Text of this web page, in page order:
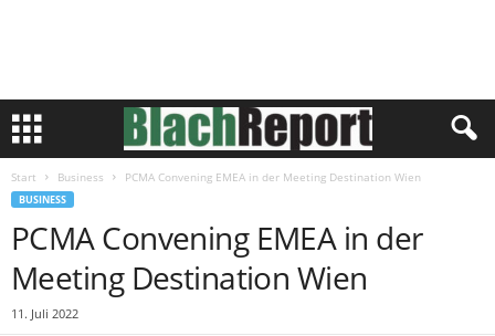
Start Business PCMA Convening EMEA in der Meeting Destination Wien
BUSINESS
PCMA Convening EMEA in der
Meeting Destination Wien
11. Juli 2022